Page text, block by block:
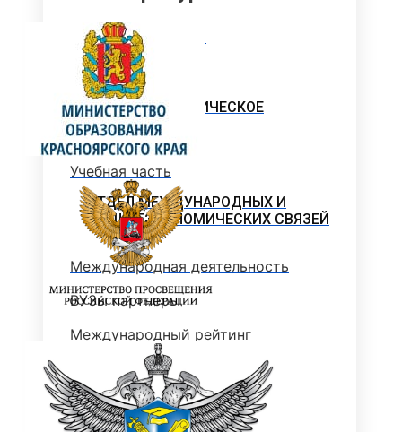
История колледжа
УЧЁНЫЙ СОВЕТ
УЧЕБНО-МЕТОДИЧЕСКОЕ
УПРАВЛЕНИЕ
Учебная часть
ОТДЕЛ МЕЖДУНАРОДНЫХ И
ВНЕШНЕЭКОНОМИЧЕСКИХ СВЯЗЕЙ
Международная деятельность
ВУЗы партнеры
Международный рейтинг
Информация для иностранных
студентов
ПАРТНЕРЫ